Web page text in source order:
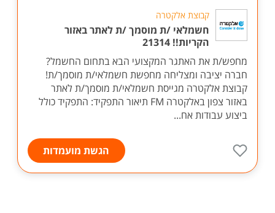
קבוצת אלקטרה
חשמלאי /ת מוסמך /ת לאתר באזור
הקריות!! 21314
מחפש/ת את האתגר המקצועי הבא בתחום החשמל?
חברה יציבה ומצליחה מחפשת חשמלאי/ת מוסמך/ת!
קבוצת אלקטרה מגייסת חשמלאי/ת מוסמך/ת לאתר
באזור צפון באלקטרה FM תיאור התפקיד: התפקיד כולל
ביצוע עבודות אח...
הגשת מועמדות